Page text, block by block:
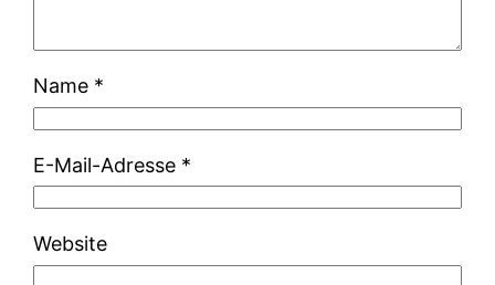
Name *
E-Mail-Adresse *
Website